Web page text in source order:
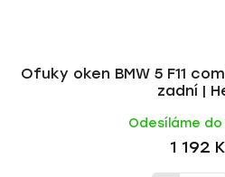
Ofuky oken BMW 5 F11
zadní |
Odesíláme do
1 192